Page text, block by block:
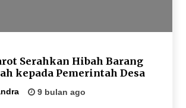
Menyapa”, Satlantas Polres
Wujudkan Pelayanan
Serahkan Hibah Barang
kepada Pemerintah Desa
9 bulan ago